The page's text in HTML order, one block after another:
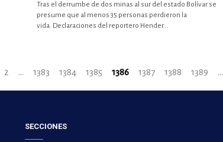
Tras el derrumbe de dos minas al sur del estado Bolívar se
presume que al menos 35 personas perdieron la
vida. Declaraciones del reportero Hender...
2 ... 1383 1384 1385 1386 1387 1388 1389 ...
SECCIONES